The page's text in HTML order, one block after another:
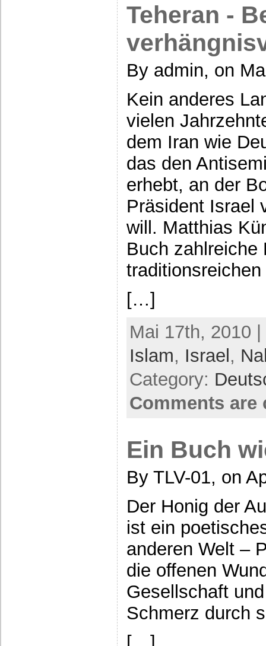
Teheran -
By admin, on
Kein anderes
vielen
dem Iran wie
das den
erhebt, an der
Präsident Israel
will. Matthias
Buch zahlreiche
[…]
Mai 17th, 2010
Islam, Israel ,
Category:
Comments are
Ein Buch
By TLV-01, on
Der Honig der
ist ein
anderen Welt –
die offenen
Gesellschaft
Schmerz durch